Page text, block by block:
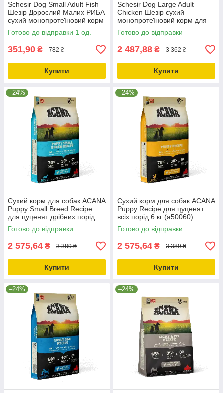
Schesir Dog Small Adult Fish
Шезір Дорослий Малих РИБА
сухий монопротеїновий корм
для собак Малих порід
2кг_ДО 11.10.25
Готово до відправки 1 од.
351,90 ₴ 782 ₴
Купити
Schesir Dog Large Adult
Chicken Шезір сухий
монопротеїновий корм для
собак великих порід 12кг
Готово до відправки
2 487,88 ₴ 3 362 ₴
Купити
–24%
Сухий корм для собак ACANA
Puppy Small Breed Recipe
для цуценят дрібних порід
6.0 кг (a50260)
Готово до відправки
2 575,64 ₴ 3 389 ₴
Купити
–24%
Сухий корм для собак ACANA
Puppy Recipe для цуценят
всіх порід 6 кг (a50060)
Готово до відправки
2 575,64 ₴ 3 389 ₴
Купити
–24% –24%